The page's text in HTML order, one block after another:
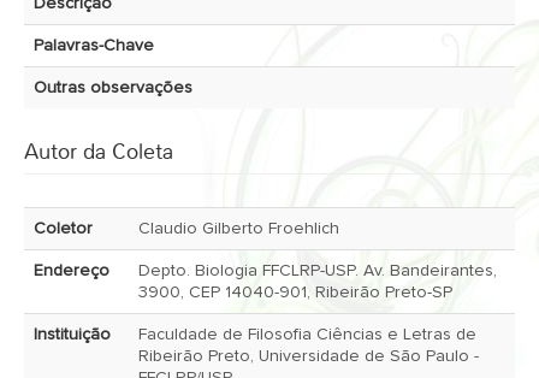
Sobre o Sinbiota
Login
Descrição
Palavras-Chave
Outras observações
Autor da Coleta
Coletor Claudio Gilberto Froehlich
Endereço
Depto. Biologia FFCLRP-USP. Av. Bandeirantes,
3900, CEP 14040-901, Ribeirão Preto-SP
Instituição
Faculdade de Filosofia Ciências e Letras de
Ribeirão Preto, Universidade de São Paulo -